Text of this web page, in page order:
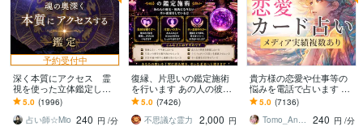
予約受付中
深く本質にアクセス 霊
視を使った立体鑑定しま
す 優しさだけで終わらな
い本音を読む鑑定です
5.0 (1996)
占い師☆Mio 240 円 /分
復縁、片思いの鑑定施術
を行います あの人の彼
女・彼氏になりたい 辛い
恋愛をしている方
5.0 (7426)
不思議な霊力
2,000 円
貴方様の恋愛や仕事等の
悩みを電話で占います タ
ロットカード、オラクル
カード、ルノルマンカー
ドを使用します
5.0 (7136)
Tomo_Angel7
240 円 /分